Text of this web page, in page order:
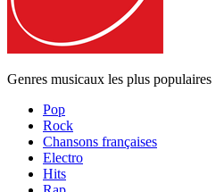
Genres musicaux les plus populaires
Pop
Rock
Chansons françaises
Electro
Hits